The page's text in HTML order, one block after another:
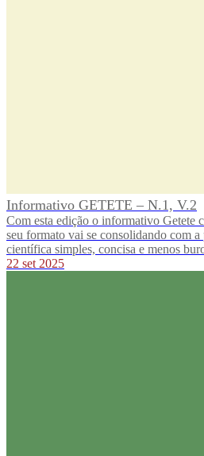
Informativo GETETE – N.1, V.2
Com esta edição o informativo Getete
seu formato vai se consolidando com
científica simples, concisa e menos
22 set 2025